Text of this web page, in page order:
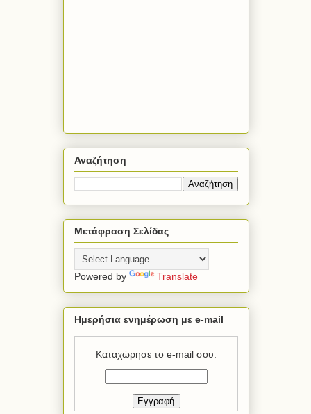
Αναζήτηση
Μετάφραση Σελίδας
Powered by Translate
Ημερήσια ενημέρωση με e-mail
Καταχώρησε το e-mail σου: